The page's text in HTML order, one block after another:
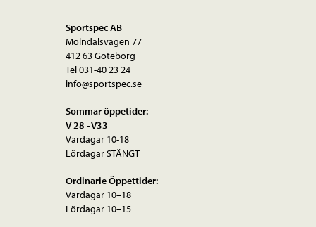
Sportspec AB
Mölndalsvägen 77
412 63 Göteborg
Tel 031-40 23 24
info@sportspec.se
Sommar öppetider:
V 28 - V33
Vardagar 10-18
Lördagar STÄNGT
Ordinarie Öppettider:
Vardagar 10–18
Lördagar 10–15